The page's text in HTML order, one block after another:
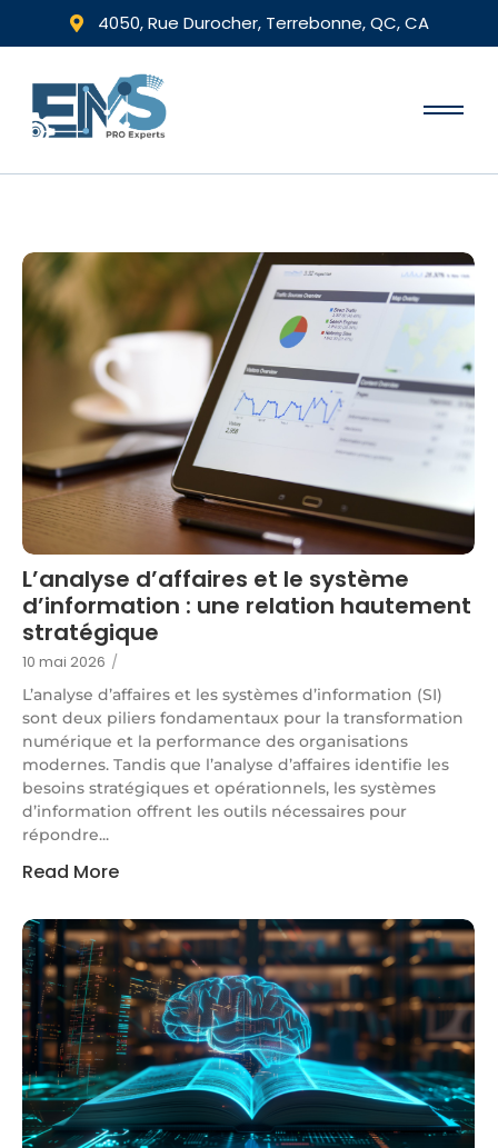
4050, Rue Durocher, Terrebonne, QC, CA
L’analyse d’affaires et le système
d’information : une relation hautement
stratégique
10 mai 2026 /
L’analyse d’affaires et les systèmes d’information (SI)
sont deux piliers fondamentaux pour la transformation
numérique et la performance des organisations
modernes. Tandis que l’analyse d’affaires identifie les
besoins stratégiques et opérationnels, les systèmes
d’information offrent les outils nécessaires pour
répondre...
Read More